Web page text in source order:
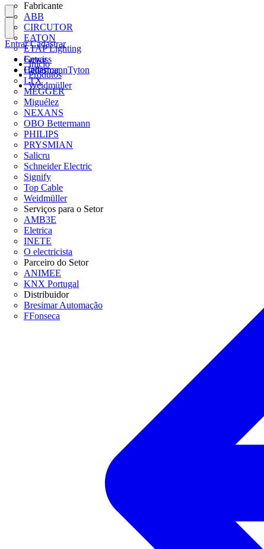
Fabricante
ABB
CIRCUTOR
EATON
ETAP Lighting
Gewiss
HellermannTyton
LTX
MEGGER
Miguélez
NEXANS
OBO Bettermann
PHILIPS
PRYSMIAN
Salicru
Schneider Electric
Signify
Top Cable
Weidmüller
Serviços para o Setor
AMB3E
Eletrica
INETE
O electricista
Parceiro do Setor
ANIMEE
KNX Portugal
Distribuidor
Bresimar Automação
FFonseca
Entrar
Cadastrar
Entrar Cadastrar
Início
Produtos
Weidmüller